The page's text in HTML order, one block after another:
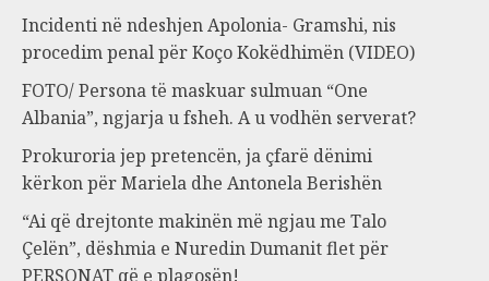
Incidenti në ndeshjen Apolonia- Gramshi, nis
procedim penal për Koço Kokëdhimën (VIDEO)
FOTO/ Persona të maskuar sulmuan “One
Albania”, ngjarja u fsheh. A u vodhën serverat?
Prokuroria jep pretencën, ja çfarë dënimi
kërkon për Mariela dhe Antonela Berishën
“Ai që drejtonte makinën më ngjau me Talo
Çelën”, dëshmia e Nuredin Dumanit flet për
PERSONAT që e plagosën!